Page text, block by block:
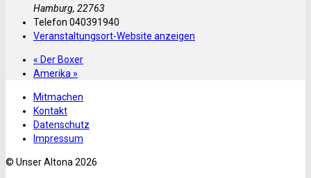
Hamburg, 22763
Telefon 040391940
Veranstaltungsort-Website anzeigen
« Der Boxer
Amerika »
Mitmachen
Kontakt
Datenschutz
Impressum
© Unser Altona 2026